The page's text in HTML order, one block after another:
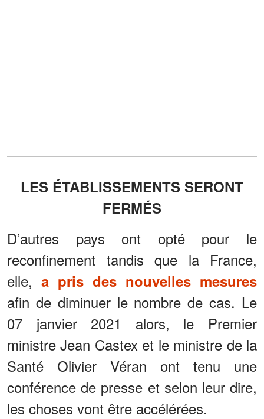
LES ÉTABLISSEMENTS SERONT
FERMÉS
D’autres pays ont opté pour le
reconfinement tandis que la France,
elle, a pris des nouvelles mesures
afin de diminuer le nombre de cas. Le
07 janvier 2021 alors, le Premier
ministre Jean Castex et le ministre de la
Santé Olivier Véran ont tenu une
conférence de presse et selon leur dire,
les choses vont être accélérées.